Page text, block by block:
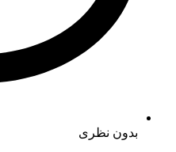
بدون نظری